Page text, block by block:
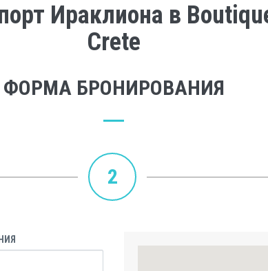
Ираклиона в
Crete
ФОРМА БРОНИРОВАНИЯ
2